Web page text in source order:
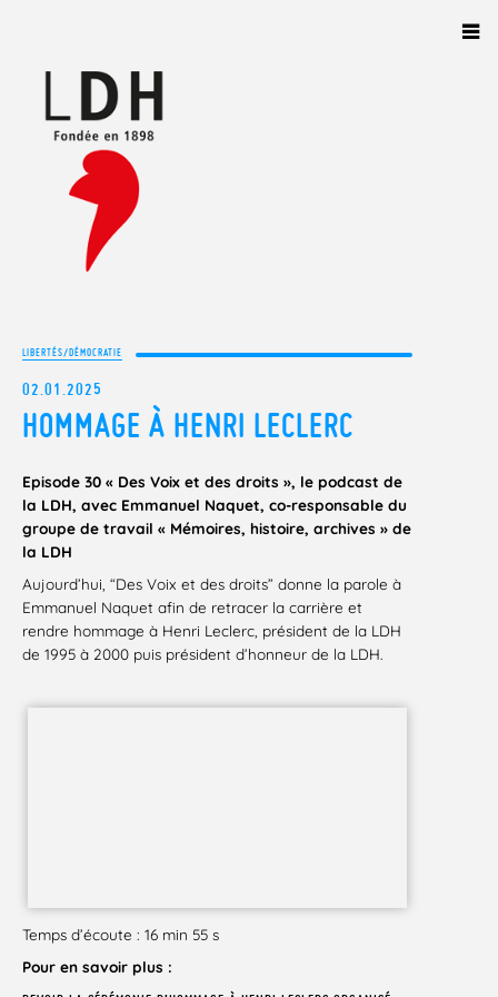
LIBERTÉS/DÉMOCRATIE
02.01.2025
HOMMAGE À HENRI LECLERC
Episode 30 « Des Voix et des droits », le podcast de
la LDH, avec Emmanuel Naquet, co-responsable du
groupe de travail « Mémoires, histoire, archives » de
la LDH
Aujourd’hui, “Des Voix et des droits” donne la parole à
Emmanuel Naquet afin de retracer la carrière et
rendre hommage à Henri Leclerc, président de la LDH
de 1995 à 2000 puis président d’honneur de la LDH.
Temps d’écoute : 16 min 55 s
Pour en savoir plus :